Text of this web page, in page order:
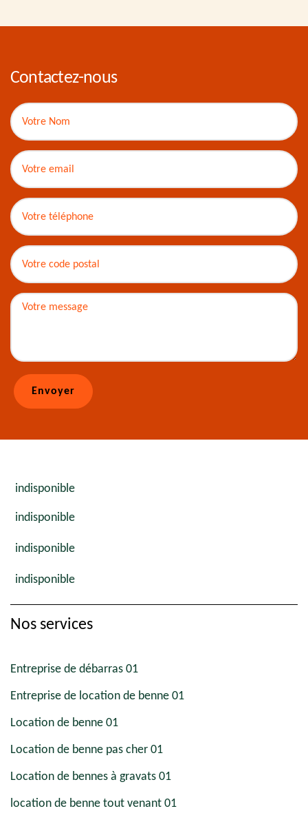
Contactez-nous
indisponible
indisponible
indisponible
indisponible
Nos services
Entreprise de débarras 01
Entreprise de location de benne 01
Location de benne 01
Location de benne pas cher 01
Location de bennes à gravats 01
location de benne tout venant 01